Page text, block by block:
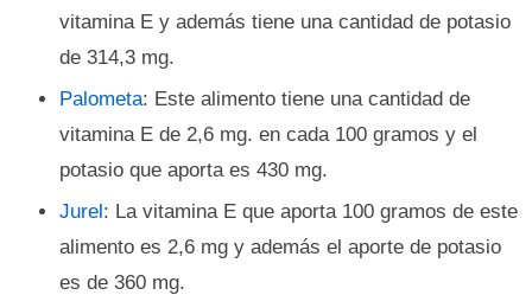
vitamina E y además tiene una cantidad de potasio
de 314,3 mg.
Palometa: Este alimento tiene una cantidad de
vitamina E de 2,6 mg. en cada 100 gramos y el
potasio que aporta es 430 mg.
Jurel: La vitamina E que aporta 100 gramos de este
alimento es 2,6 mg y además el aporte de potasio
es de 360 mg.